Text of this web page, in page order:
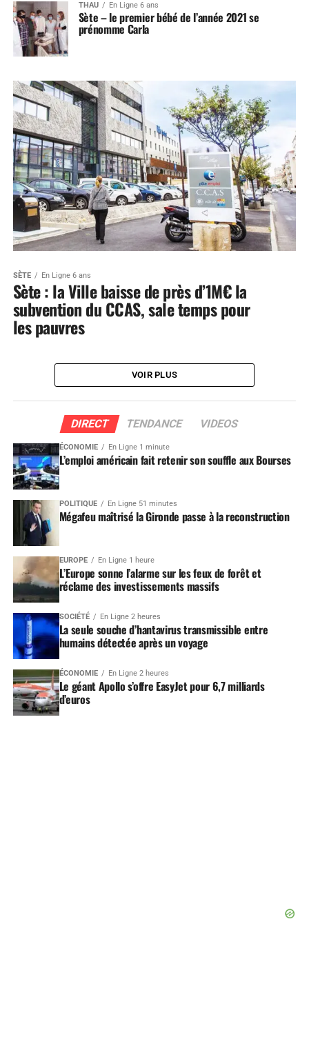
THAU En Ligne 6 ans
Sète – le premier bébé de l’année 2021 se
prénomme Carla
SÈTE En Ligne 6 ans
Sète : la Ville baisse de près d’1M€ la
subvention du CCAS, sale temps pour
les pauvres
VOIR PLUS
DIRECT TENDANCE VIDEOS
ÉCONOMIE En Ligne 1 minute
L’emploi américain fait retenir son souffle aux Bourses
POLITIQUE En Ligne 51 minutes
Mégafeu maîtrisé la Gironde passe à la reconstruction
EUROPE En Ligne 1 heure
L’Europe sonne l’alarme sur les feux de forêt et
réclame des investissements massifs
SOCIÉTÉ En Ligne 2 heures
La seule souche d’hantavirus transmissible entre
humains détectée après un voyage
ÉCONOMIE En Ligne 2 heures
Le géant Apollo s’offre EasyJet pour 6,7 milliards
d’euros